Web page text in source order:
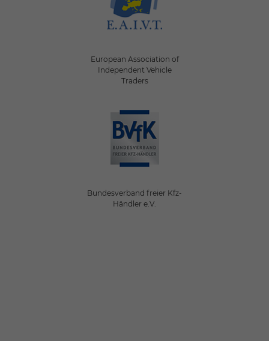
European Association of
Independent Vehicle
Traders
Bundesverband freier Kfz-
Händler e.V.